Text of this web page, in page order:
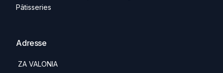
Pâtisseries
Adresse
ZA VALONIA